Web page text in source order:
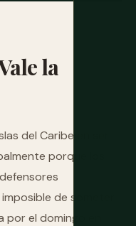
la
del Caribe en ser
porque los
de someter.
por el domingo en